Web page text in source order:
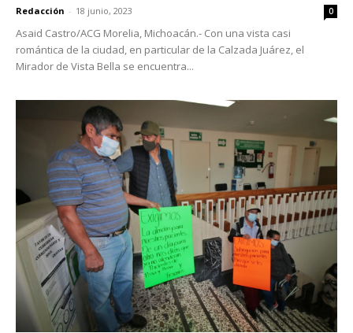
Redacción - 18 junio, 2023 0
Asaid Castro/ACG Morelia, Michoacán.- Con una vista casi
romántica de la ciudad, en particular de la Calzada Juárez, el
Mirador de Vista Bella se encuentra...